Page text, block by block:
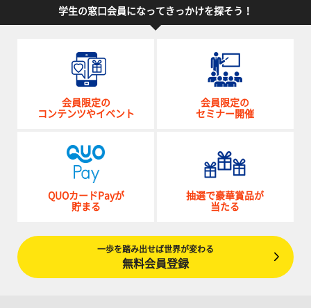
学生の窓口会員になってきっかけを探そう！
会員限定の
コンテンツやイベント
会員限定の
セミナー開催
QUOカードPayが
貯まる
抽選で豪華賞品が
当たる
一歩を踏み出せば世界が変わる
無料会員登録